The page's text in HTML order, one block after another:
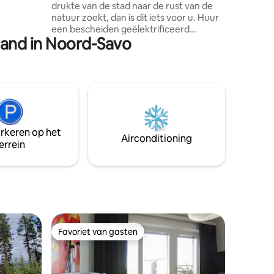
drukte van de stad naar de rust van de
natuur zoekt, dan is dit iets voor u. Huur
een bescheiden geëlektrificeerd
zomerhuisje in basisconditie (ca. 65
vierkante meter) van Kangaslampi in
hebt. Het huisje heeft een koelkast,
vriezer, magnetron, koffiezetapparaat,
waterkoker, broodrooster, fornuis,
gasgrill. Basis servies, televisie, radio,
in Noord-Savo
op het
Airconditioning
Favoriet van gasten
Favoriet van gasten